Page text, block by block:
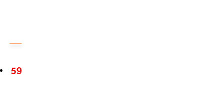
59